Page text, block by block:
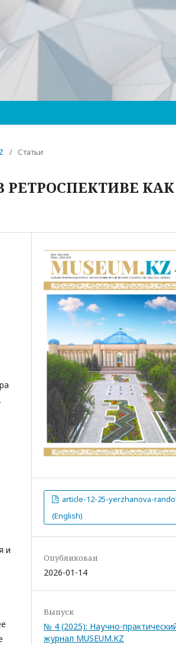
/ Статьи
РЕТРОСПЕКТИВЕ КАК
и
article-12-25-yerzhanova-
(English)
Опубликован
2026-01-14
Выпуск
№ 4 (2025): Научно-
журнал MUSEUM.KZ